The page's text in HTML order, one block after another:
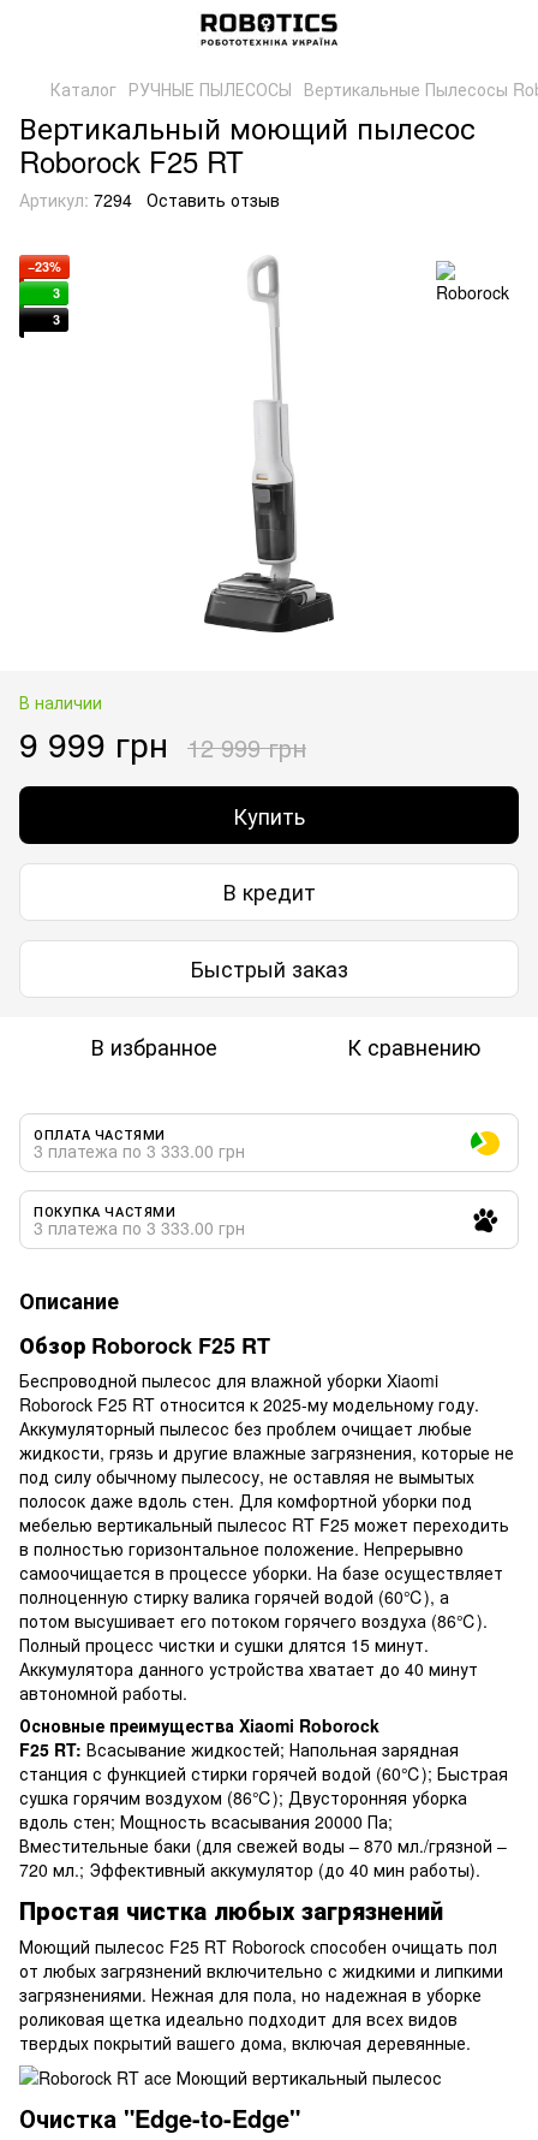
Каталог РУЧНЫЕ ПЫЛЕСОСЫ Вертикальные Пылесосы
Вертикальный моющий пылесос
Roborock F25 RT
Артикул: 7294 Оставить отзыв
−23%
3
3
В наличии
9 999 грн 12 999 грн
Купить
В кредит
Быстрый заказ
В избранное К сравнению
ОПЛАТА ЧАСТЯМИ
3 платежа по 3 333.00 грн
ПОКУПКА ЧАСТЯМИ
3 платежа по 3 333.00 грн
Описание
Обзор Roborock F25 RT
Беспроводной пылесос для влажной уборки Xiaomi
Roborock F25 RT относится к 2025-му модельному году.
Аккумуляторный пылесос без проблем очищает любые
жидкости, грязь и другие влажные загрязнения, которые не
под силу обычному пылесосу, не оставляя не вымытых
полосок даже вдоль стен. Для комфортной уборки под
мебелью вертикальный пылесос RT F25 может переходить
в полностью горизонтальное положение. Непрерывно
самоочищается в процессе уборки. На базе осуществляет
полноценную стирку валика горячей водой (60℃), а
потом высушивает его потоком горячего воздуха (86℃).
Полный процесс чистки и сушки длятся 15 минут.
Аккумулятора данного устройства хватает до 40 минут
автономной работы.
Основные преимущества Xiaomi Roborock
F25 RT: Всасывание жидкостей; Напольная зарядная
станция с функцией стирки горячей водой (60℃); Быстрая
сушка горячим воздухом (86℃); Двусторонняя уборка
вдоль стен; Мощность всасывания 20000 Па;
Вместительные баки (для свежей воды – 870 мл./грязной –
720 мл.; Эффективный аккумулятор (до 40 мин работы).
Простая чистка любых загрязнений
Моющий пылесос F25 RT Roborock способен очищать пол
от любых загрязнений включительно с жидкими и липкими
загрязнениями. Нежная для пола, но надежная в уборке
роликовая щетка идеально подходит для всех видов
твердых покрытий вашего дома, включая деревянные.
Очистка "Edge-to-Edge"